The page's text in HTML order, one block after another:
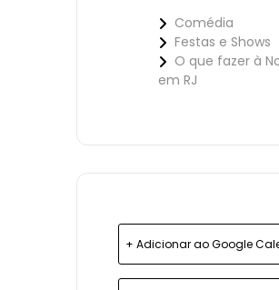
Comédia
Festas e Shows
O que fazer à
em RJ
+ Adicionar ao Google